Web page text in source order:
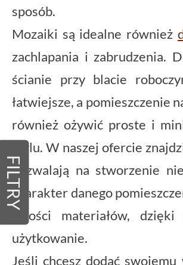
FILTRY
sposób.
Mozaiki są idealne również
zachlapania i zabrudzenia.
ścianie przy blacie
łatwiejsze, a pomieszczenie
również ożywić proste i
stylu. W naszej ofercie
pozwalają na stworzenie
charakter danego
jakości materiałów,
użytkowanie.
Jeśli chcesz dodać